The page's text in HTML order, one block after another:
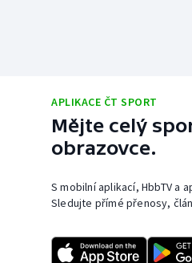
APLIKACE ČT SPORT
Mějte celý
obrazovce.
S mobilní aplikací, HbbTV a
Sledujte přímé přenosy,